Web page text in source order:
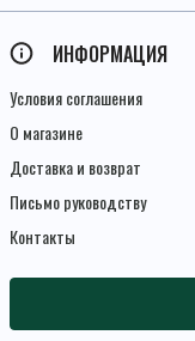
ИНФОРМАЦИЯ
Условия соглашения
О магазине
Доставка и возврат
Письмо руководству
Контакты